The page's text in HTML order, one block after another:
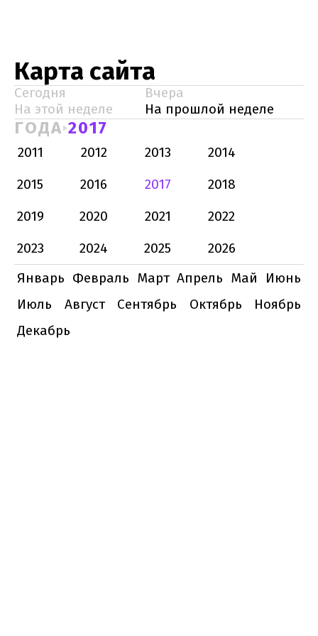
Карта сайта
Сегодня
Вчера
На этой неделе
На прошлой неделе
ГОДА 2017
2011 2012 2013
2014
2015
2016 2017
2018
2019
2020 2021
2022
2023
2024 2025
2026
Январь Февраль Март Апрель Май
Июнь
Июль
Август Сентябрь Октябрь
Ноябрь
Декабрь